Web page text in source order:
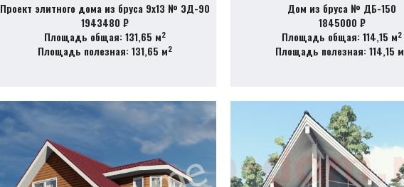
Проект элитного дома из бруса 9х13 № ЭД-90
1943480 ₽
Площадь общая: 131,65 м2
Площадь полезная: 131,65 м2
Дом из бруса № ДБ-150
1845000 ₽
Площадь общая: 114,15 м2
Площадь полезная: 114,15 м